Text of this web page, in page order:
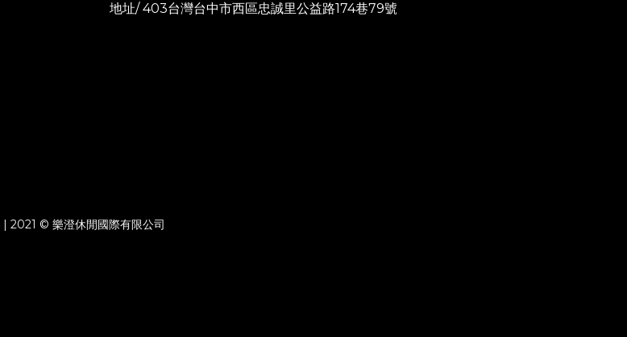
地址/ 403台灣台中市西區忠誠里公益路174巷79號
| 2021 © 樂澄休閒國際有限公司